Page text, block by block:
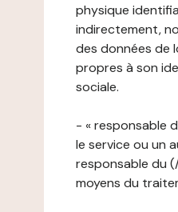
physique
indirectement,
des données de
propres à son
sociale.
- « responsable
le service ou un
responsable du
moyens du